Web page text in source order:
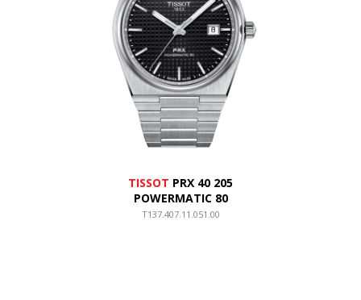
TISSOT PRX 40 205
POWERMATIC 80
T137.407.11.051.00